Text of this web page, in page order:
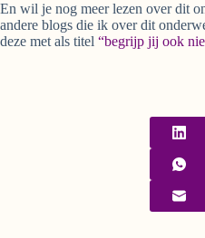
En wil je nog meer lezen over dit
andere blogs die ik over dit
deze met als titel “begrijp jij ook